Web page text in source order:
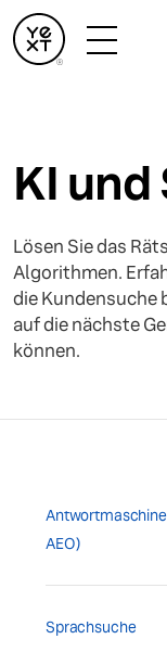
KI und
Lösen Sie das
Algorithmen.
die Kundensuche
auf die nächste
können.
AEO)
Sprachsuche